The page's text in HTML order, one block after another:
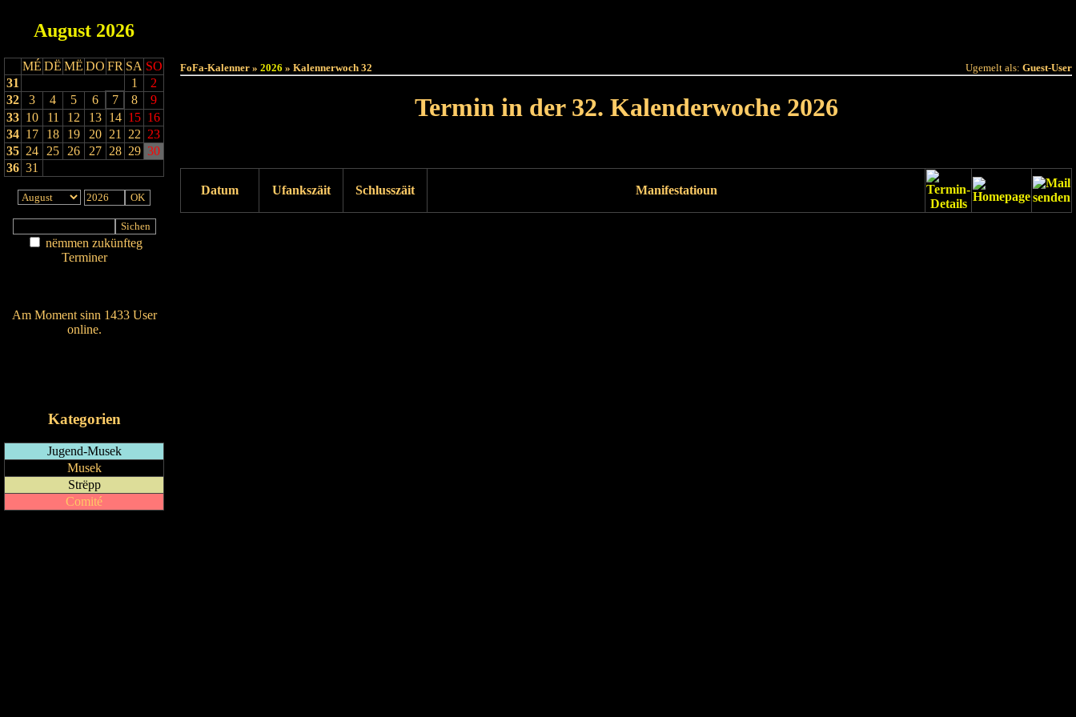
August 2026
MÉ DË MË DO FR SA SO
31
1
2
32
3 4 5 6 7 8
9
33 10 11 12 13 14 15 16
34 17 18 19 20 21 22 23
35 24 25 26 27 28 29 30
36 31
nëmmen zukünfteg
Terminer
Am Moment sinn 1433 User
online.
Kategorien
Jugend-Musek
Musek
Strëpp
Comité
FoFa-Kalenner » 2026 » Kalennerwoch 32 Ugemelt als: Guest-User
Termin in der 32. Kalenderwoche 2026
Datum Ufankszäit Schlusszäit Manifestatioun